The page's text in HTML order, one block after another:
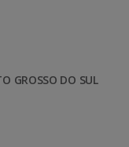
GROSSO DO SUL